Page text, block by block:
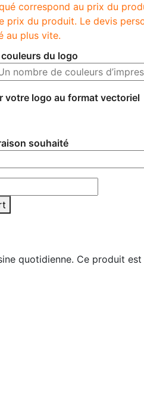
correspond au prix du
prix du produit. Le devis
au plus vite.
du logo
votre logo au format vectoriel
souhaité
quotidienne. Ce produit est